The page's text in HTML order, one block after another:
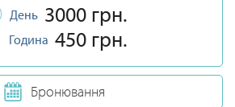
День 3000 грн.
Година 450 грн.
Бронювання